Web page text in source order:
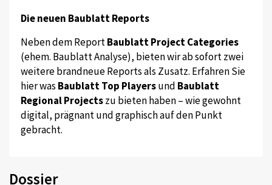
Die neuen Baublatt Reports
Neben dem ReportBaublatt Project Categories
(ehem. Baublatt Analyse), bieten wir ab sofort zwei
weitere brandneue Reports als Zusatz. Erfahren Sie
hier was Baublatt Top Playersund Baublatt
Regional Projectszu bieten haben – wie gewohnt
digital, prägnant und graphisch auf den Punkt
gebracht.
Dossier